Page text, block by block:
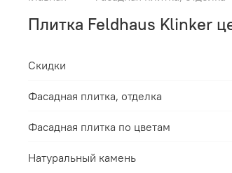
Плитка Feldhaus Klinker
Скидки
Фасадная плитка, отделка
Фасадная плитка по цветам
Натуральный камень